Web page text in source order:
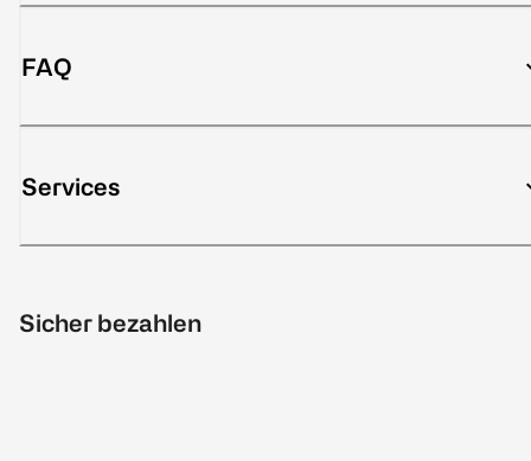
FAQ
Services
Sicher bezahlen